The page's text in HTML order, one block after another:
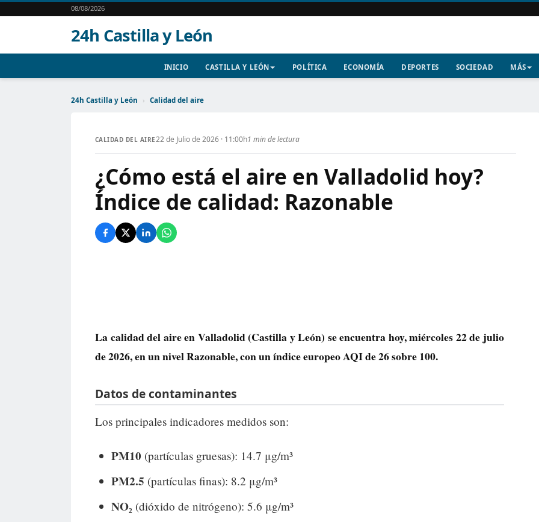
08/08/2026
24h Castilla y León
INICIO CASTILLA Y LEÓN POLÍTICA ECONOMÍA DEPORTES SOCIEDAD MÁS
24h Castilla y León › Calidad del aire
CALIDAD DEL AIRE22 de Julio de 2026 · 11:00h1 min de lectura
¿Cómo está el aire en Valladolid hoy?
Índice de calidad: Razonable
La calidad del aire enValladolid(Castilla y León) se encuentra hoy, miércoles 22 de julio
de 2026, en un nivelRazonable, con un índice europeo AQI de26sobre 100.
Datos de contaminantes
Los principales indicadores medidos son:
PM10 (partículas gruesas): 14.7 μg/m³
PM2.5 (partículas finas): 8.2 μg/m³
NO₂ (dióxido de nitrógeno): 5.6 μg/m³